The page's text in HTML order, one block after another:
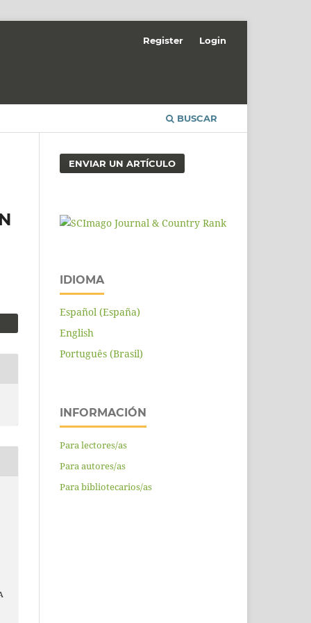
BUSCAR
Register Login
ENVIAR UN ARTÍCULO
IDIOMA
Español (España)
English
Português (Brasil)
INFORMACIÓN
Para lectores/as
Para autores/as
Para bibliotecarios/as